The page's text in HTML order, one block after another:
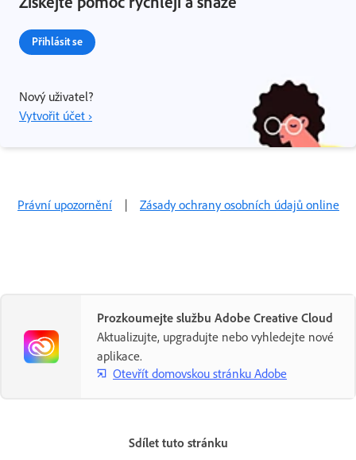
Přihlásit se
Nový uživatel?
Vytvořit účet ›
Právní upozornění | Zásady ochrany osobních údajů online
Prozkoumejte službu Adobe Creative Cloud
Aktualizujte, upgradujte nebo vyhledejte nové
aplikace.
Otevřít domovskou stránku Adobe
Sdílet tuto stránku